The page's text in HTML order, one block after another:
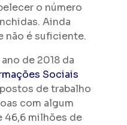
o número
Ainda
não é suficiente.
de 2018 da
Sociais
postos de trabalho
com algum
46,6 milhões de